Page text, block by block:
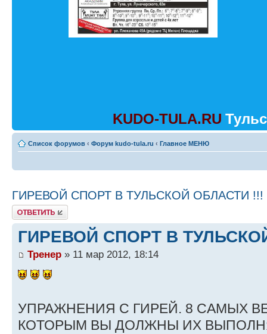
KUDO-TULA.RU
Список форумов ‹ Форум kudo-tula.ru ‹ Главное МЕНЮ
ГИРЕВОЙ СПОРТ В ТУЛЬСКОЙ ОБЛАСТИ !!!
Ответить
ГИРЕВОЙ СПОРТ В
Тренер » 11 мар 2012, 18:14
УПРАЖНЕНИЯ С ГИРЕЙ. 8 САМЫХ
КОТОРЫМ ВЫ ДОЛЖНЫ ИХ